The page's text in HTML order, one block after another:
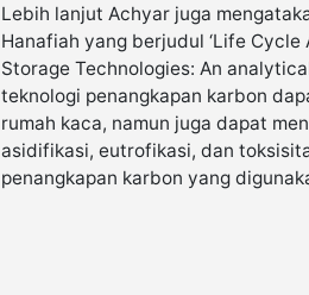
Lebih lanjut Achyar juga
Hanafiah yang berjudul ‘Life
Storage Technologies: An
teknologi penangkapan karbon
rumah kaca, namun juga dapat
asidifikasi, eutrofikasi, dan
penangkapan karbon yang